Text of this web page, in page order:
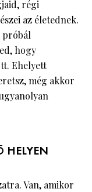
régi
az életednek.
próbál
hogy
Ehelyett
még akkor
HELYEN
Van, amikor